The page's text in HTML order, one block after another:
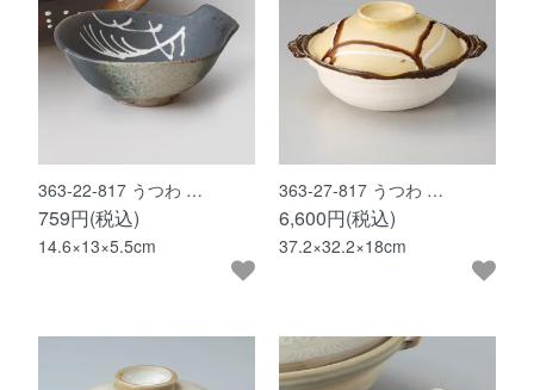
363-22-817 うつわ …
759円(税込)
14.6×13×5.5cm
363-27-817 うつわ …
6,600円(税込)
37.2×32.2×18cm